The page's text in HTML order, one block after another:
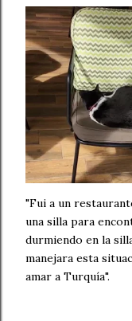
"Fui a un
una silla para
durmiendo en la
manejara esta
amar a Turquía".